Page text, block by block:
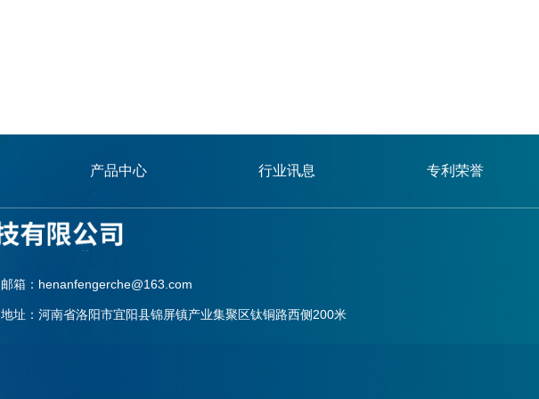
产品中心 行业讯息 专利荣誉
邮箱：henanfengerche@163.com
地址：河南省洛阳市宜阳县锦屏镇产业集聚区钛铜路西侧200米